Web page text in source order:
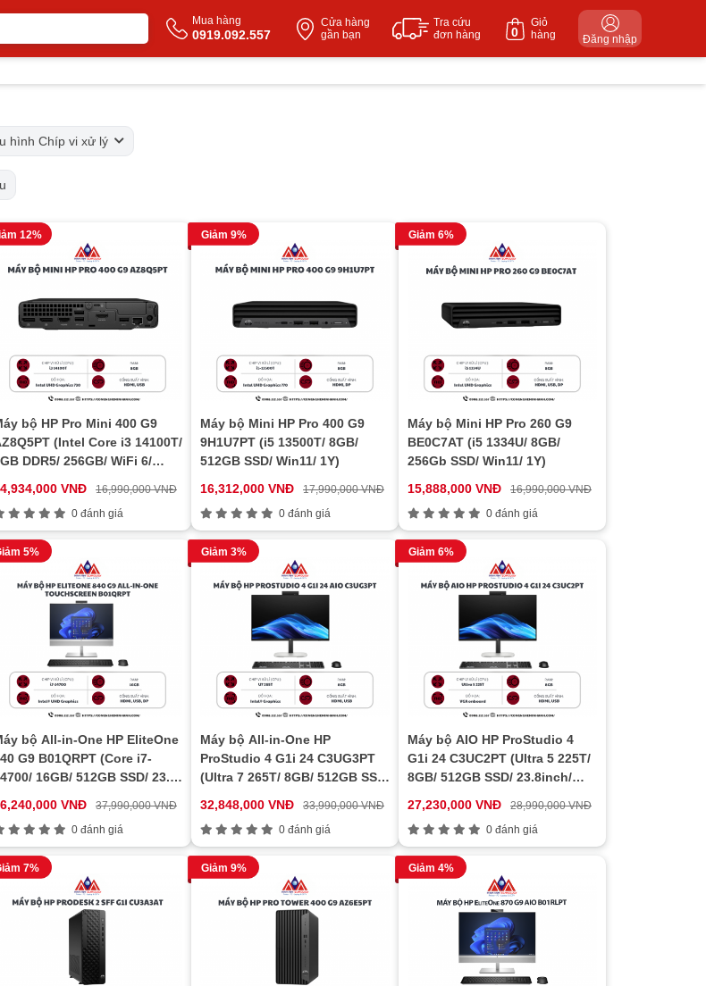
Mua hàng
0919.092.557
Cửa hàng
gần bạn
Tra cứu
đơn hàng
Giỏ
hàng
0 Đăng nhập
hình Chíp vi xử lý
12%
bộ HP Pro Mini 400 G9
(Intel Core i3 14100T/
DDR5/ 256GB/ WiFi 6/
Home SL)
VNĐ
16,990,000 VNĐ
0 đánh giá
Giảm 9%
Máy bộ Mini HP Pro 400 G9
9H1U7PT (i5 13500T/ 8GB/
512GB SSD/ Win11/ 1Y)
16,312,000 VNĐ
17,990,000 VNĐ
0 đánh giá
Giảm 6%
Máy bộ Mini HP Pro 260 G9
BE0C7AT (i5 1334U/ 8GB/
256Gb SSD/ Win11/ 1Y)
15,888,000 VNĐ
16,990,000 VNĐ
0 đánh giá
5%
bộ All-in-One HP EliteOne
G9 B01QRPT (Core i7-
16GB/ 512GB SSD/ 23.8
3Y)
VNĐ
37,990,000 VNĐ
0 đánh giá
Giảm 3%
Máy bộ All-in-One HP
ProStudio 4 G1i 24 C3UG3PT
(Ultra 7 265T/ 8GB/ 512GB SSD/
32,848,000 VNĐ
33,990,000 VNĐ
0 đánh giá
Giảm 6%
Máy bộ AIO HP ProStudio 4
G1i 24 C3UC2PT (Ultra 5 225T/
8GB/ 512GB SSD/ 23.8inch/
27,230,000 VNĐ
28,990,000 VNĐ
0 đánh giá
7% Giảm 9% Giảm 4%